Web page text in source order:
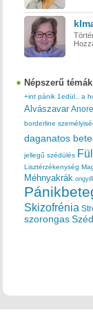
Népszerű
+int pánik 1edül.. a
Alvászavar
borderline
daganatos
jellegű szédülés
Lisztérzékenység
Méhnyakrák
Skizofrénia
szorongas